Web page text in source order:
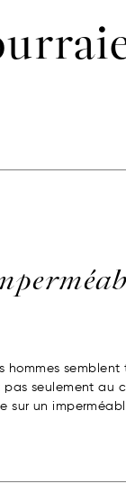
hommes semblent
seulement au
sur un